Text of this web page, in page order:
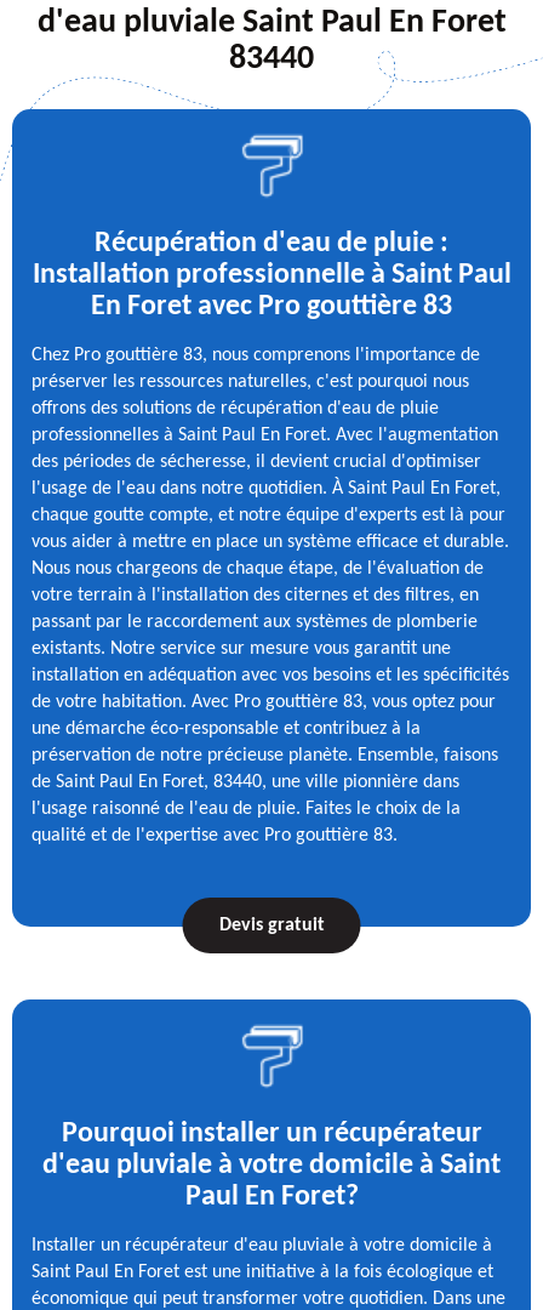
d'eau pluviale Saint Paul En Foret
83440
Récupération d'eau de pluie :
Installation professionnelle à Saint Paul
En Foret avec Pro gouttière 83
Chez Pro gouttière 83, nous comprenons l'importance de
préserver les ressources naturelles, c'est pourquoi nous
offrons des solutions de récupération d'eau de pluie
professionnelles à Saint Paul En Foret. Avec l'augmentation
des périodes de sécheresse, il devient crucial d'optimiser
l'usage de l'eau dans notre quotidien. À Saint Paul En Foret,
chaque goutte compte, et notre équipe d'experts est là pour
vous aider à mettre en place un système efficace et durable.
Nous nous chargeons de chaque étape, de l'évaluation de
votre terrain à l'installation des citernes et des filtres, en
passant par le raccordement aux systèmes de plomberie
existants. Notre service sur mesure vous garantit une
installation en adéquation avec vos besoins et les spécificités
de votre habitation. Avec Pro gouttière 83, vous optez pour
une démarche éco-responsable et contribuez à la
préservation de notre précieuse planète. Ensemble, faisons
de Saint Paul En Foret, 83440, une ville pionnière dans
l'usage raisonné de l'eau de pluie. Faites le choix de la
qualité et de l'expertise avec Pro gouttière 83.
Devis gratuit
Pourquoi installer un récupérateur
d'eau pluviale à votre domicile à Saint
Paul En Foret?
Installer un récupérateur d'eau pluviale à votre domicile à
Saint Paul En Foret est une initiative à la fois écologique et
économique qui peut transformer votre quotidien. Dans une